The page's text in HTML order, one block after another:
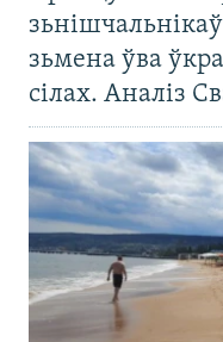
зьмена ўва
сілах. Аналіз